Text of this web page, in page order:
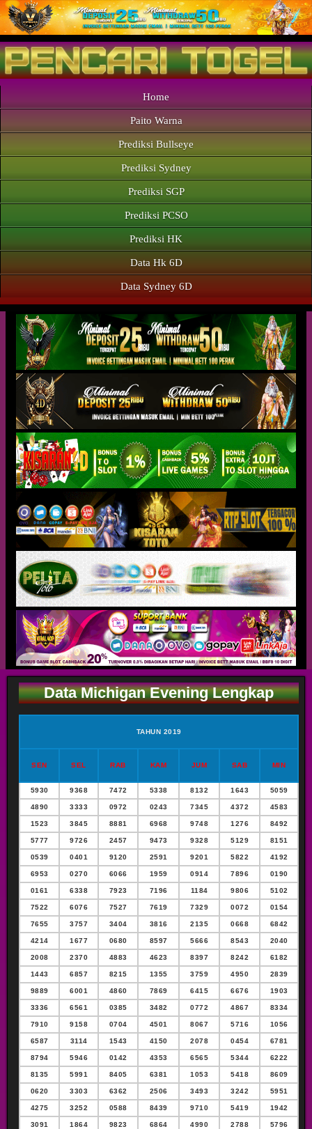
Home
Paito Warna
Prediksi Bullseye
Prediksi Sydney
Prediksi SGP
Prediksi PCSO
Prediksi HK
Data Hk 6D
Data Sydney 6D
Data Michigan Evening Lengkap
TAHUN 2019
SEN SEL RAB KAM JUM SAB MIN
5930 9368 7472 5338 8132 1643 5059
4890 3333 0972 0243 7345 4372 4583
1523 3845 8881 6968 9748 1276 8492
5777 9726 2457 9473 9328 5129 8151
0539 0401 9120 2591 9201 5822 4192
6953 0270 6066 1959 0914 7896 0190
0161 6338 7923 7196 1184 9806 5102
7522 6076 7527 7619 7329 0072 0154
7655 3757 3404 3816 2135 0668 6842
4214 1677 0680 8597 5666 8543 2040
2008 2370 4883 4623 8397 8242 6182
1443 6857 8215 1355 3759 4950 2839
9889 6001 4860 7869 6415 6676 1903
3336 6561 0385 3482 0772 4867 8334
7910 9158 0704 4501 8067 5716 1056
6587 3114 1543 4150 2078 0454 6781
8794 5946 0142 4353 6565 5344 6222
8135 5991 8405 6381 1053 5418 8609
0620 3303 6362 2506 3493 3242 5951
4275 3252 0588 8439 9710 5419 1942
3091 1864 9823 6864 4990 2788 5796